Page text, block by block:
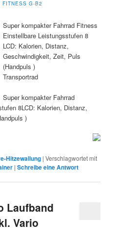
FITNESS G-B2
Super kompakter Fahrrad Fitness
Einstellbare Leistungsstufen 8
LCD: Kalorien, Distanz,
Geschwindigkeit, Zeit, Puls
(Handpuls )
Transportrad
Super kompakter Fahrrad
8LCD: Kalorien, Distanz,
)
Hitzewallung |Verschlagwortet mit
|Schreibe eine Antwort
Laufband
Vario